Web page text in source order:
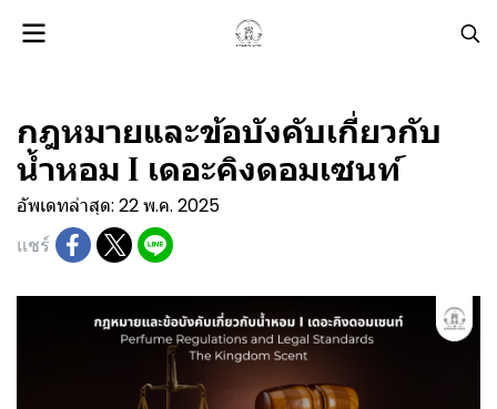
กฎหมายและข้อบังคับเกี่ยวกับ
น้ำหอม I เดอะคิงดอมเซนท์
อัพเดทล่าสุด: 22 พ.ค. 2025
แชร์